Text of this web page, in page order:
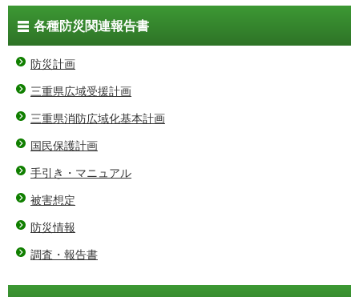
各種防災関連報告書
防災計画
三重県広域受援計画
三重県消防広域化基本計画
国民保護計画
手引き・マニュアル
被害想定
防災情報
調査・報告書